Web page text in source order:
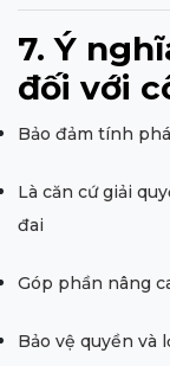
7. Ý
đối với
Bảo đảm tính
Là căn cứ giải
đai
Góp phần nâng
Bảo vệ quyền và